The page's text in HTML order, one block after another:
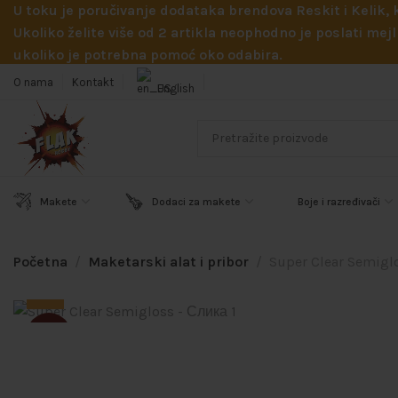
U toku je poručivanje dodataka brendova Reskit i Kelik,
Ukoliko želite više od 2 artikla neophodno je poslati
ukoliko je potrebna pomoć oko odabira.
O nama Kontakt English
Makete Dodaci za makete Boje i razređivači
Početna Maketarski alat i pribor